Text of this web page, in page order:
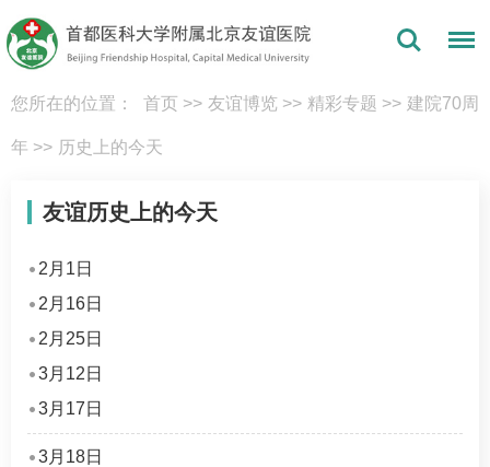
您所在的位置： 首页 >> 友谊博览 >> 精彩专题 >> 建院70周
年 >> 历史上的今天
友谊历史上的今天
2月1日
2月16日
2月25日
3月12日
3月17日
3月18日